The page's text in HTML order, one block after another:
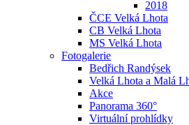
2018
ČCE Velká Lhota
CB Velká Lhota
MS Velká Lhota
Fotogalerie
Bedřich Randýsek
Velká Lhota a Malá
Akce
Panorama 360°
Virtuální prohlídky